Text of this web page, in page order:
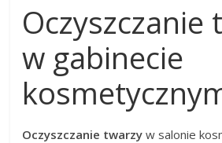
Oczyszczanie
w gabinecie
Oczyszczanie twarzy w salonie